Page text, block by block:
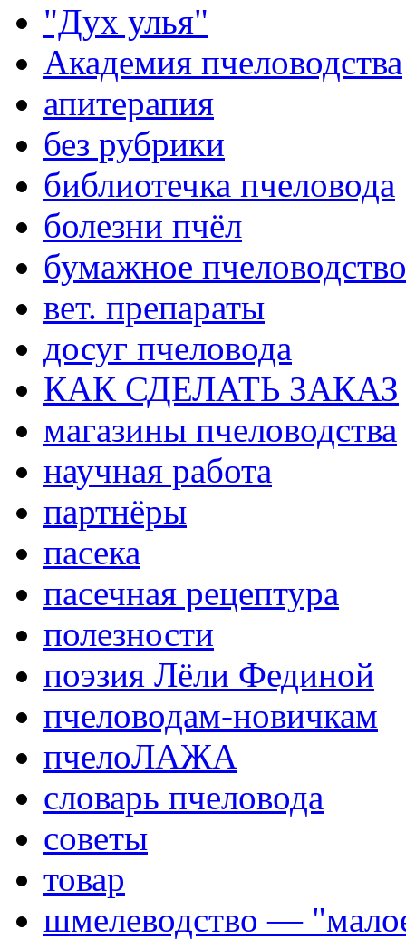
"Дух улья"
Академия пчеловодства
апитерапия
без рубрики
библиотечка пчеловода
болезни пчёл
бумажное пчеловодство
вет. препараты
досуг пчеловода
КАК СДЕЛАТЬ ЗАКАЗ
магазины пчеловодства
научная работа
партнёры
пасека
пасечная рецептура
полезности
поэзия Лёли Фединой
пчеловодам-новичкам
пчелоЛАЖА
словарь пчеловода
советы
товар
шмелеводство —